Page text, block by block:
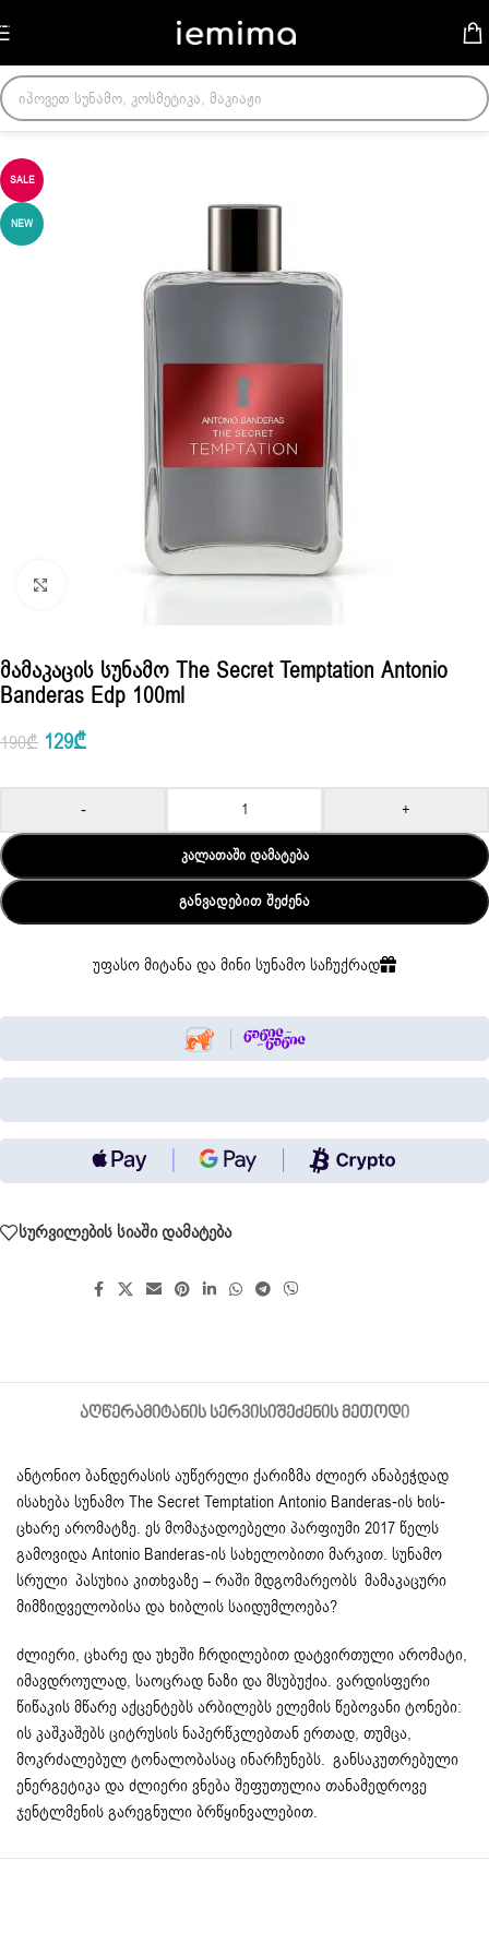
Skip to navigation
მთავარი/მამაკაცის სუნამოები
SALE
NEW
Მამაკაცის Სუნამო The Secret Temptation Antonio
Banderas Edp 100ml
190₾ 129₾
- +
ᲙᲐᲚᲐᲗᲐᲨᲘ ᲓᲐᲛᲐᲢᲔᲑᲐ
ᲒᲐᲜᲕᲐᲓᲔᲑᲘᲗ ᲨᲔᲫᲔᲜᲐ
უფასო მიტანა და მინი სუნამო საჩუქრად
სურვილების სიაში დამატება
ᲐᲦᲬᲔᲠᲐᲛᲘᲢᲐᲜᲘᲡ ᲡᲔᲠᲕᲘᲡᲘᲨᲔᲫᲔᲜᲘᲡ ᲛᲔᲗᲝᲓᲘ
ანტონიო ბანდერასის აუწერელი ქარიზმა ძლიერ ანაბეჭდად
ისახება სუნამო The Secret Temptation Antonio Banderas-ის ხის-
ცხარე არომატზე. ეს მომაჯადოებელი პარფიუმი 2017 წელს
გამოვიდა Antonio Banderas-ის სახელობითი მარკით. სუნამო
სრული პასუხია კითხვაზე – რაში მდგომარეობს მამაკაცური
მიმზიდველობისა და ხიბლის საიდუმლოება?
ძლიერი, ცხარე და უხეში ჩრდილებით დატვირთული არომატი,
იმავდროულად, საოცრად ნაზი და მსუბუქია. ვარდისფერი
წიწაკის მწარე აქცენტებს არბილებს ელემის წებოვანი ტონები:
ის კაშკაშებს ციტრუსის ნაპერწკლებთან ერთად, თუმცა,
მოკრძალებულ ტონალობასაც ინარჩუნებს. განსაკუთრებული
ენერგეტიკა და ძლიერი ვნება შეფუთულია თანამედროვე
ჯენტლმენის გარეგნული ბრწყინვალებით.